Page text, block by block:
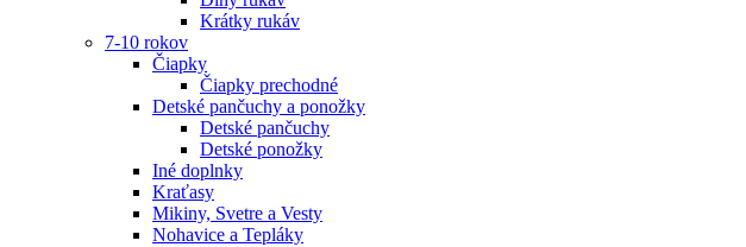
Krátky rukáv
7-10 rokov
Čiapky
Čiapky prechodné
Detské pančuchy a ponožky
Detské pančuchy
Detské ponožky
Iné doplnky
Kraťasy
Mikiny, Svetre a Vesty
Nohavice a Tepláky